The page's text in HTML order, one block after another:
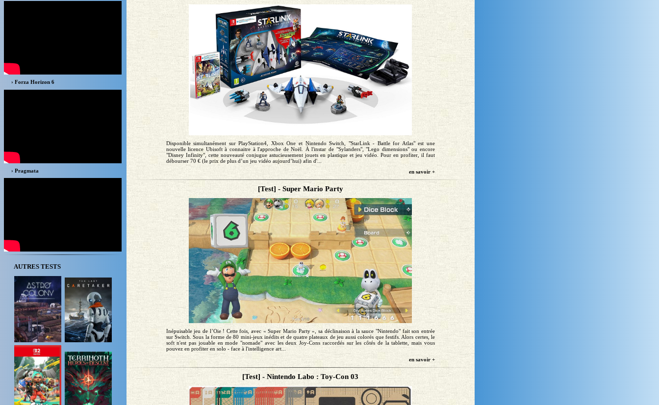
› Forza Horizon 6
› Pragmata
AUTRES TESTS
Disponible simultanément sur PlayStation4, Xbox One et Nintendo Switch, "StarLink - Battle for Atlas" est une
nouvelle licence Ubisoft à connaitre à l'approche de Noël. À l'instar de "Sylanders", "Lego dimensions" ou encore
"Disney Infinity", cette nouveauté conjugue astucieusement jouets en plastique et jeu vidéo. Pour en profiter, il faut
débourser 70 € (le prix de plus d’un jeu vidéo aujourd’hui) afin d'...
en savoir +
[Test] - Super Mario Party
Inépuisable jeu de l’Oie ! Cette fois, avec « Super Mario Party », sa déclinaison à la sauce "Nintendo" fait son entrée
sur Switch. Sous la forme de 80 mini-jeux inédits et de quatre plateaux de jeu aussi colorés que festifs. Alors certes, le
soft n'est pas jouable en mode "nomade" avec les deux Joy-Cons raccordés sur les côtés de la tablette, mais vous
pouvez en profiter en solo - face à l'intelligence art...
en savoir +
[Test] - Nintendo Labo : Toy-Con 03